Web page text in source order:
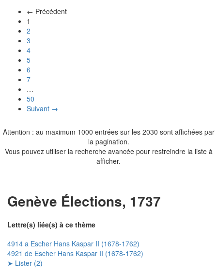
← Précédent
1
2
3
4
5
6
7
…
50
Suivant →
Attention : au maximum 1000 entrées sur les 2030 sont affichées par
la pagination.
Vous pouvez utiliser la recherche avancée pour restreindre la liste à
afficher.
Genève Élections, 1737
Lettre(s) liée(s) à ce thème
4914 a Escher Hans Kaspar II (1678-1762)
4921 de Escher Hans Kaspar II (1678-1762)
➤ Lister (2)